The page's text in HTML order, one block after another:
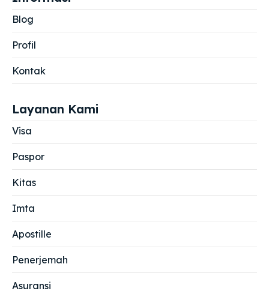
Blog
Profil
Kontak
Layanan Kami
Visa
Paspor
Kitas
Imta
Apostille
Penerjemah
Asuransi